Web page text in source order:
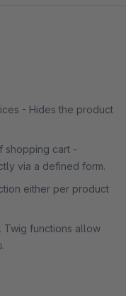
- Hides the product
shopping cart -
via a defined form.
either per product
Twig functions allow